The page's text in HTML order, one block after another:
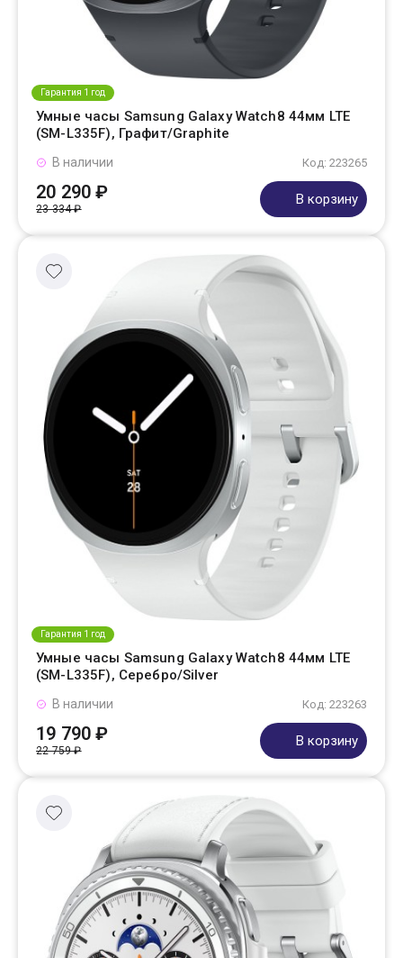
Гарантия 1 год
Умные часы Samsung Galaxy Watch8 44мм LTE
(SM-L335F), Графит/Graphite
Код: 223265
В наличии
20 290 ₽
23 334 ₽
В корзину
Гарантия 1 год
Умные часы Samsung Galaxy Watch8 44мм LTE
(SM-L335F), Серебро/Silver
Код: 223263
В наличии
19 790 ₽
22 759 ₽
В корзину